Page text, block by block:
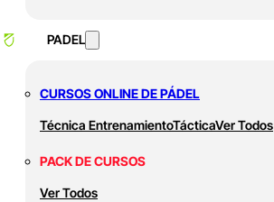
PADEL
CURSOS ONLINE DE PÁDEL
Técnica EntrenamientoTácticaVer Todos
PACK DE CURSOS
Ver Todos